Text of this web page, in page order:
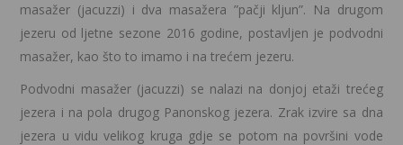
masažer (jacuzzi) i dva masažera ”pačji kljun”. Na drugom
jezeru od ljetne sezone 2016 godine, postavljen je podvodni
masažer, kao što to imamo i na trećem jezeru.
Podvodni masažer (jacuzzi) se nalazi na donjoj etaži trećeg
jezera i na pola drugog Panonskog jezera. Zrak izvire sa dna
jezera u vidu velikog kruga gdje se potom na površini vode